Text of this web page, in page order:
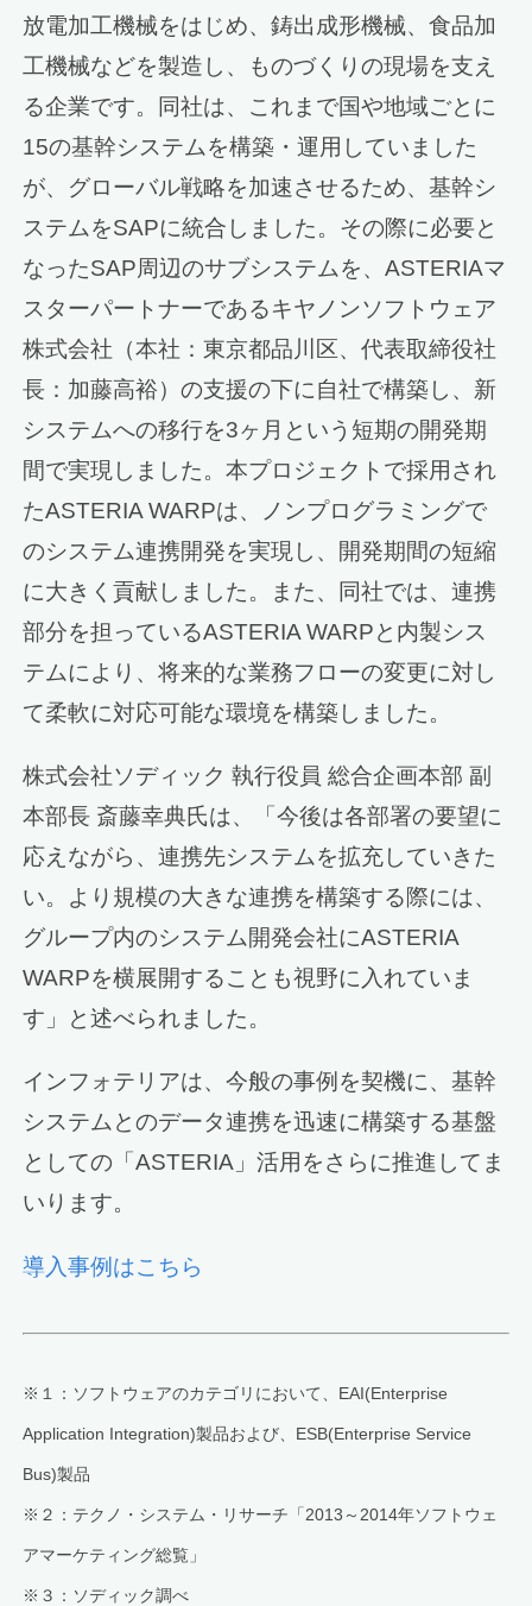
放電加工機械をはじめ、鋳出成形機械、食品加
工機械などを製造し、ものづくりの現場を支え
る企業です。同社は、これまで国や地域ごとに
15の基幹システムを構築・運用していました
が、グローバル戦略を加速させるため、基幹シ
ステムをSAPに統合しました。その際に必要と
なったSAP周辺のサブシステムを、ASTERIAマ
スターパートナーであるキヤノンソフトウェア
株式会社（本社：東京都品川区、代表取締役社
長：加藤高裕）の支援の下に自社で構築し、新
システムへの移行を3ヶ月という短期の開発期
間で実現しました。本プロジェクトで採用され
たASTERIA WARPは、ノンプログラミングで
のシステム連携開発を実現し、開発期間の短縮
に大きく貢献しました。また、同社では、連携
部分を担っているASTERIA WARPと内製シス
テムにより、将来的な業務フローの変更に対し
て柔軟に対応可能な環境を構築しました。
株式会社ソディック 執行役員 総合企画本部 副
本部長 斎藤幸典氏は、「今後は各部署の要望に
応えながら、連携先システムを拡充していきた
い。より規模の大きな連携を構築する際には、
グループ内のシステム開発会社にASTERIA
WARPを横展開することも視野に入れていま
す」と述べられました。
インフォテリアは、今般の事例を契機に、基幹
システムとのデータ連携を迅速に構築する基盤
としての「ASTERIA」活用をさらに推進してま
いります。
導入事例はこちら
※１：ソフトウェアのカテゴリにおいて、EAI(Enterprise
Application Integration)製品および、ESB(Enterprise Service
Bus)製品
※２：テクノ・システム・リサーチ「2013～2014年ソフトウェ
アマーケティング総覧」
※３：ソディック調べ